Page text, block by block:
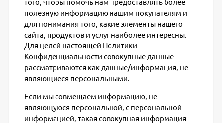
полезную информацию нашим покупателям и
для понимания того, какие элементы нашего
сайта, продуктов и услуг наиболее интересны.
Для целей настоящей Политики
Конфиденциальности совокупные данные
рассматриваются как данные/информация, не
являющиеся персональными.
Если мы совмещаем информацию, не
являющуюся персональной, с персональной
информацией, такая совокупная информация